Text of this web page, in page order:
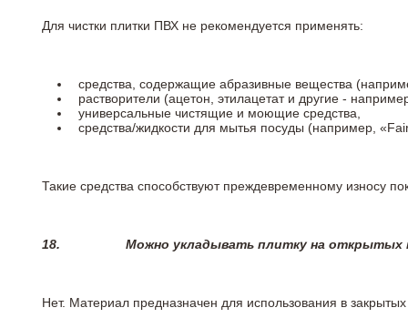
Для чистки плитки ПВХ не рекомендуется применять:
средства, содержащие абразивные вещества
растворители (ацетон, этилацетат и другие -
универсальные чистящие и моющие средства,
средства/жидкости для мытья посуды (например,
Такие средства способствуют преждевременному износу
18. Можно укладывать плитку на открытых
Нет. Материал предназначен для использования в